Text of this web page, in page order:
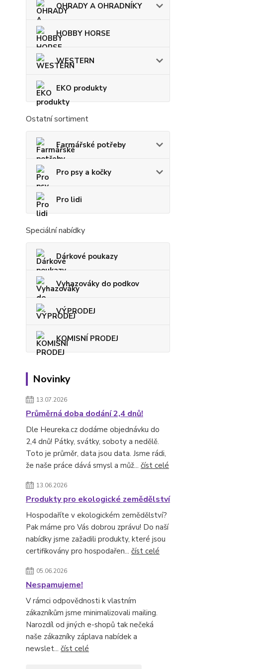
OHRADY A OHRADNÍKY
HOBBY HORSE
WESTERN
EKO produkty
Ostatní sortiment
Farmářské potřeby
Pro psy a kočky
Pro lidi
Speciální nabídky
Dárkové poukazy
Vyhazováky do podkov
VÝPRODEJ
KOMISNÍ PRODEJ
Novinky
13.07.2026
Průměrná doba dodání 2,4 dnů!
Dle Heureka.cz dodáme objednávku do
2,4 dnů! Pátky, svátky, soboty a nedělě.
Toto je průměr, data jsou data. Jsme rádi,
že naše práce dává smysl a můž... číst celé
13.06.2026
Produkty pro ekologické zemědělství
Hospodaříte v ekologickém zemědělství?
Pak máme pro Vás dobrou zprávu! Do naší
nabídky jsme zažadili produkty, které jsou
certifikovány pro hospodařen... číst celé
05.06.2026
Nespamujeme!
V rámci odpovědnosti k vlastním
zákazníkům jsme minimalizovali mailing.
Narozdíl od jiných e-shopů tak nečeká
naše zákazníky záplava nabídek a
newslet... číst celé